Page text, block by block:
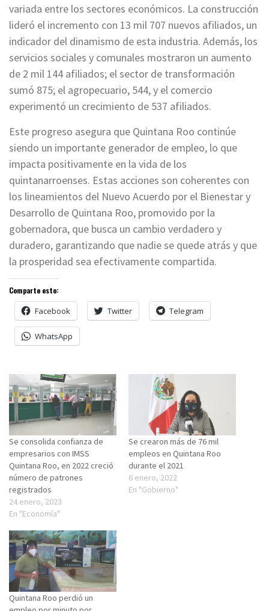
variada entre los sectores económicos. La construcción
lideró el incremento con 13 mil 707 nuevos afiliados, un
indicador del dinamismo de esta industria. Además, los
servicios sociales y comunales mostraron un aumento
de 2 mil 144 afiliados; el sector de transformación
sumó 875; el agropecuario, 544, y el comercio
experimentó un crecimiento de 537 afiliados.
Este progreso asegura que Quintana Roo continúe
siendo un importante generador de empleo, lo que
impacta positivamente en la vida de los
quintanarroenses. Estas acciones son coherentes con
los lineamientos del Nuevo Acuerdo por el Bienestar y
Desarrollo de Quintana Roo, promovido por la
gobernadora, que busca un cambio verdadero y
duradero, garantizando que nadie se quede atrás y que
la prosperidad sea efectivamente compartida.
Comparte esto:
Facebook Twitter Telegram
WhatsApp
Se consolida confianza de
empresarios con IMSS
Quintana Roo, en 2022 creció
número de patrones
registrados
24 enero, 2023
En "Economía"
Se crearon más de 76 mil
empleos en Quintana Roo
durante el 2021
6 enero, 2022
En "Gobierno"
Quintana Roo perdió un